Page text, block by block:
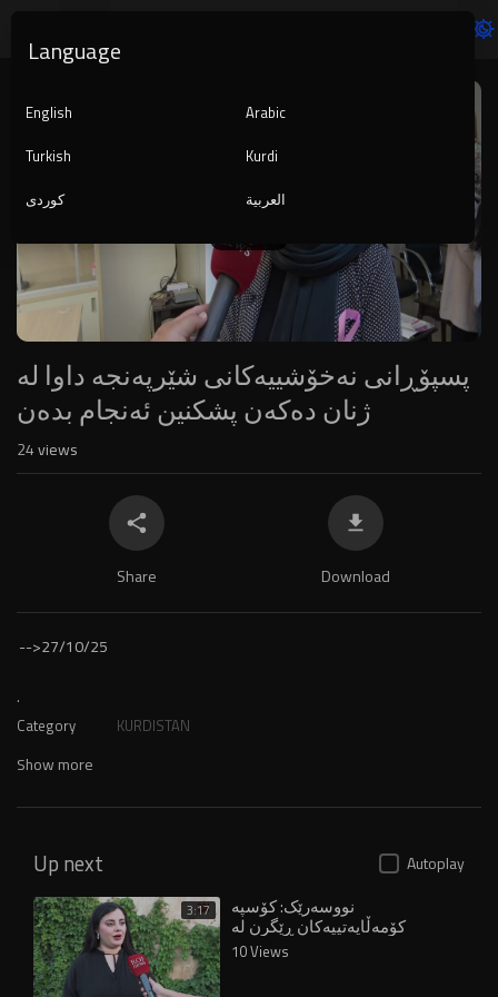
Player
پسپۆڕانی نەخۆشییەکانی شێرپەنجە داوا لە
ژنان دەکەن پشکنین ئەنجام بدەن
24views
Share Download
-->27/10/25
.
Category KURDISTAN
Show more
Up next Autoplay
3:17 نووسەرێک: کۆسپە
کۆمەڵایەتییەکان ڕێگرن لە
دەرکەوتنی ژنان
10 Views
Language
English
Arabic
Turkish
Kurdi
کوردی
العربية